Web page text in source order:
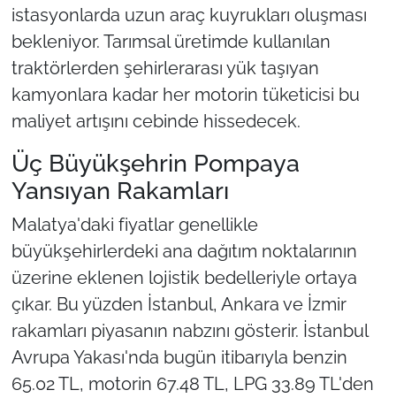
istasyonlarda uzun araç kuyrukları oluşması
bekleniyor. Tarımsal üretimde kullanılan
traktörlerden şehirlerarası yük taşıyan
kamyonlara kadar her motorin tüketicisi bu
maliyet artışını cebinde hissedecek.
Üç Büyükşehrin Pompaya
Yansıyan Rakamları
Malatya'daki fiyatlar genellikle
büyükşehirlerdeki ana dağıtım noktalarının
üzerine eklenen lojistik bedelleriyle ortaya
çıkar. Bu yüzden İstanbul, Ankara ve İzmir
rakamları piyasanın nabzını gösterir. İstanbul
Avrupa Yakası'nda bugün itibarıyla benzin
65.02 TL, motorin 67.48 TL, LPG 33.89 TL'den